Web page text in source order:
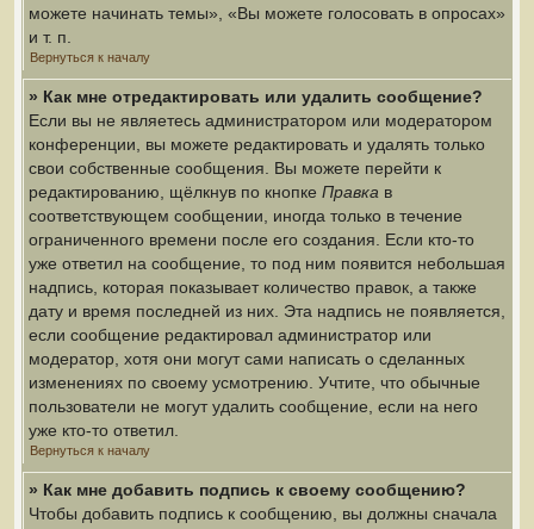
можете начинать темы», «Вы можете голосовать в опросах»
и т. п.
Вернуться к началу
» Как мне отредактировать или удалить сообщение?
Если вы не являетесь администратором или модератором
конференции, вы можете редактировать и удалять только
свои собственные сообщения. Вы можете перейти к
редактированию, щёлкнув по кнопке Правка в
соответствующем сообщении, иногда только в течение
ограниченного времени после его создания. Если кто-то
уже ответил на сообщение, то под ним появится небольшая
надпись, которая показывает количество правок, а также
дату и время последней из них. Эта надпись не появляется,
если сообщение редактировал администратор или
модератор, хотя они могут сами написать о сделанных
изменениях по своему усмотрению. Учтите, что обычные
пользователи не могут удалить сообщение, если на него
уже кто-то ответил.
Вернуться к началу
» Как мне добавить подпись к своему сообщению?
Чтобы добавить подпись к сообщению, вы должны сначала